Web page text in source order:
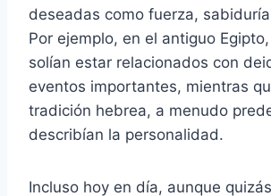
deseadas como fuerza,
Por ejemplo, en el antiguo
solían estar relacionados con
eventos importantes, mientras
tradición hebrea, a menudo
describían la personalidad.
Incluso hoy en día, aunque